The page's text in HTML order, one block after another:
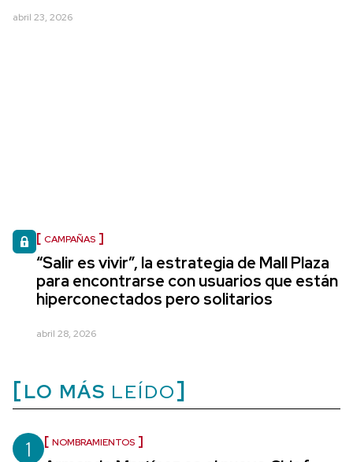
abril 23, 2026
CAMPAÑAS
“Salir es vivir”, la estrategia de Mall Plaza
para encontrarse con usuarios que están
hiperconectados pero solitarios
abril 28, 2026
LO MÁS LEÍDO
1 NOMBRAMIENTOS